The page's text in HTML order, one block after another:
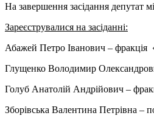
На завершення засідання депутат
Зареєструвалися на засіданні:
Абажей Петро Іванович – фракція
Глущенко Володимир
Голуб Анатолій Андрійович –
Зборівська Валентина Петрівна –